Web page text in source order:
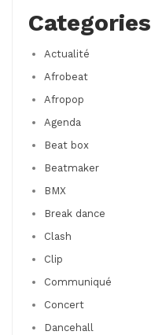
Categories
Actualité
Afrobeat
Afropop
Agenda
Beat box
Beatmaker
BMX
Break dance
Clash
Clip
Communiqué
Concert
Dancehall